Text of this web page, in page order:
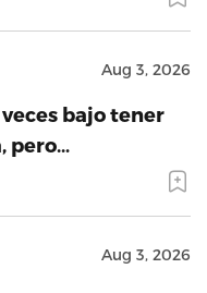
Aug 3, 2026
veces bajo tener
pero…
Aug 3, 2026